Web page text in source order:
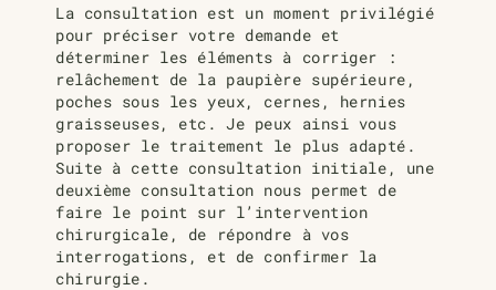
La consultation est un moment privilégié
pour préciser votre demande et
déterminer les éléments à corriger :
relâchement de la paupière supérieure,
poches sous les yeux, cernes, hernies
graisseuses, etc. Je peux ainsi vous
proposer le traitement le plus adapté.
Suite à cette consultation initiale, une
deuxième consultation nous permet de
faire le point sur l’intervention
chirurgicale, de répondre à vos
interrogations, et de confirmer la
chirurgie.